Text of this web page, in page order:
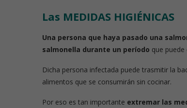
Las MEDIDAS HIGIÉNICAS
Una persona que haya pasado una
salmonella durante un período que
Dicha persona infectada puede trasmitir la
alimentos que se consumirán sin cocinar.
Por eso es tan importante extremar las